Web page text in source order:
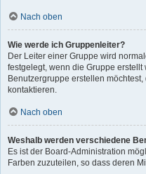
Nach oben
Wie werde ich Gruppenleiter?
Der Leiter einer Gruppe wird
festgelegt, wenn die Gruppe
Benutzergruppe erstellen
kontaktieren.
Nach oben
Weshalb werden verschiedene
Es ist der Board-Administration
Farben zuzuteilen, so dass deren